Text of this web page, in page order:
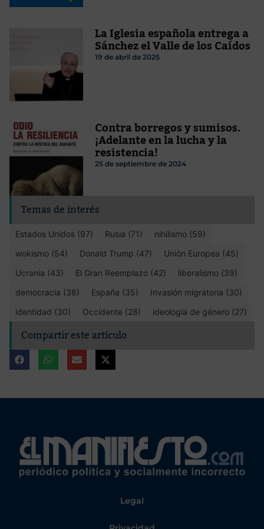
La Iglesia española entrega a
Sánchez el Valle de los Caídos
19 de abril de 2025
Contra borregos y sumisos.
¡Adelante en la lucha y la
resistencia!
25 de septiembre de 2024
Temas de interés
Estados Unidos (97) Rusia (71)
nihilismo (59)
wokismo (54)
Donald Trump (47)
Unión Europea (45)
Ucrania (43)
El Gran Reemplazo (42)
liberalismo (39)
democracia (38)
España (35)
Invasión migratoria (30)
identidad (30)
Occidente (28) ideología de género (27)
Compartir este artículo
Legal